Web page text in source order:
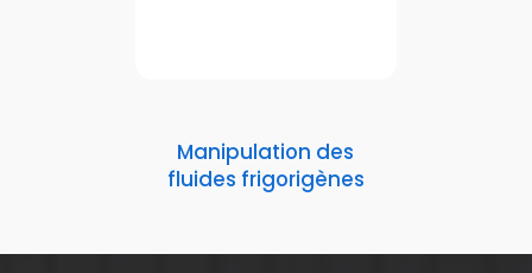
Manipulation des
fluides frigorigènes